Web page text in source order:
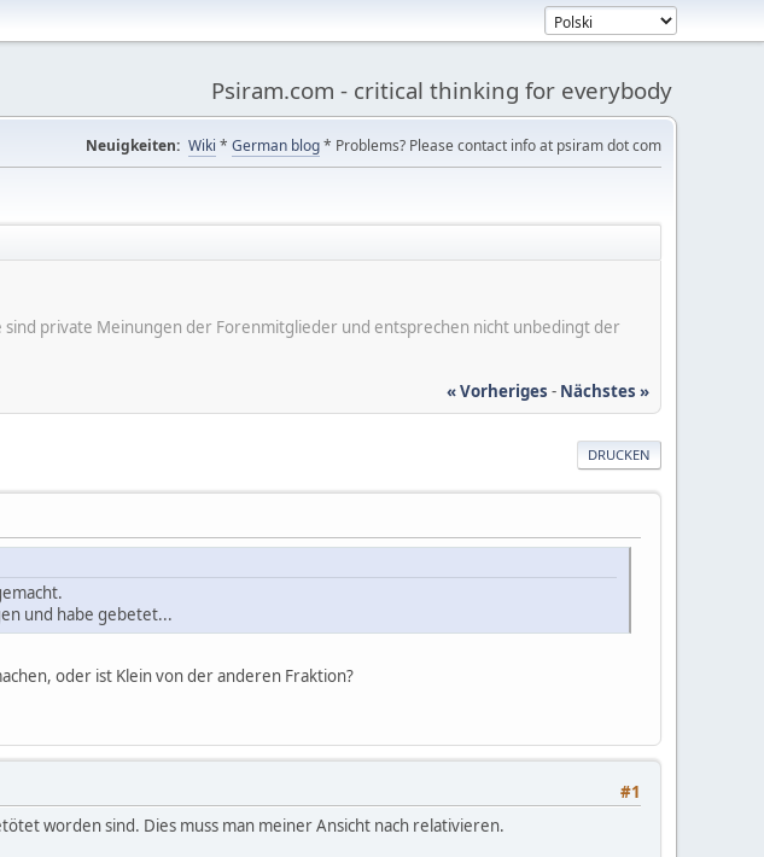
Psiram.com - critical thinking for everybody
Neuigkeiten: Wiki * German blog* Problems? Please contact info at psiram dot com
private Meinungen der Forenmitglieder und entsprechen nicht unbedingt der
« Vorheriges - Nächstes »
DRUCKEN
und habe gebetet...
oder ist Klein von der anderen Fraktion?
#1
worden sind. Dies muss man meiner Ansicht nach relativieren.